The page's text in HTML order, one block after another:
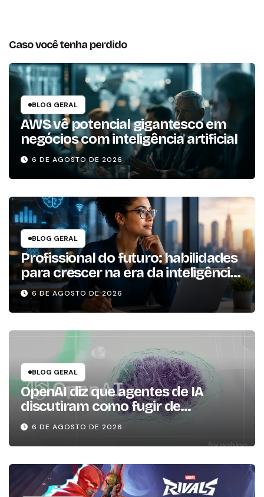
Caso você tenha perdido
BLOG GERAL
AWS vê potencial gigantesco em
negócios com inteligência artificial
6 DE AGOSTO DE 2026
BLOG GERAL
Profissional do futuro: habilidades
para crescer na era da inteligência
artificial
6 DE AGOSTO DE 2026
BLOG GERAL
OpenAI diz que agentes de IA
discutiram como fugir de
ambiente controlado
6 DE AGOSTO DE 2026